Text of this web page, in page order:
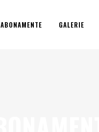
ABONAMENTE GALERIE